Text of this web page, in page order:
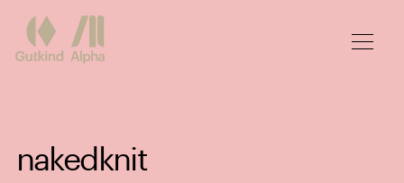
Spring til hovedindhold
nakedknit